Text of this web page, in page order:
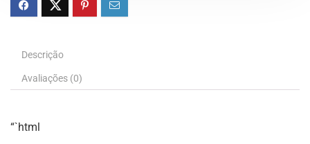
Descrição
Avaliações (0)
“`html